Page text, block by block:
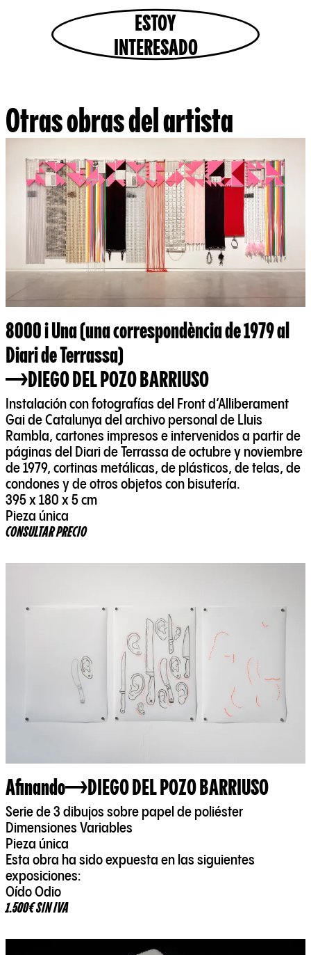
ESTOY
INTERESADO
Otras obras del artista
8000 i Una (una correspondència de 1979 al
Diari de Terrassa)
DIEGO DEL POZO BARRIUSO
Instalación con fotografías del Front d‘Alliberament
Gai de Catalunya del archivo personal de Lluis
Rambla, cartones impresos e intervenidos a partir de
páginas del Diari de Terrassa de octubre y noviembre
de 1979, cortinas metálicas, de plásticos, de telas, de
condones y de otros objetos con bisutería.
395 x 180 x 5 cm
Pieza única
CONSULTAR PRECIO
Afinando DIEGO DEL POZO BARRIUSO
Serie de 3 dibujos sobre papel de poliéster
Dimensiones Variables
Pieza única
Esta obra ha sido expuesta en las siguientes
exposiciones:
Oído Odio
1.500€ SIN IVA